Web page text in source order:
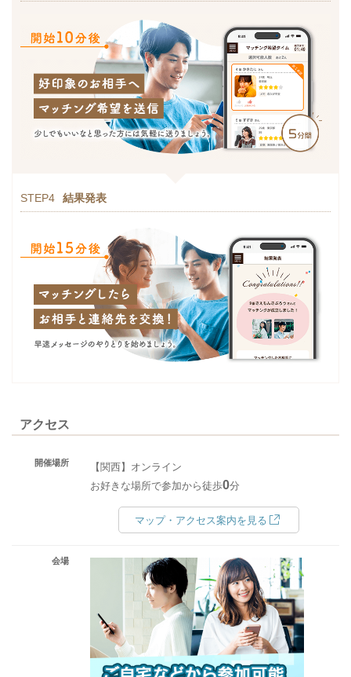
STEP4 結果発表
アクセス
開催場所
【関西】オンライン
お好きな場所で参加から徒歩0分
マップ・アクセス案内を見る
会場